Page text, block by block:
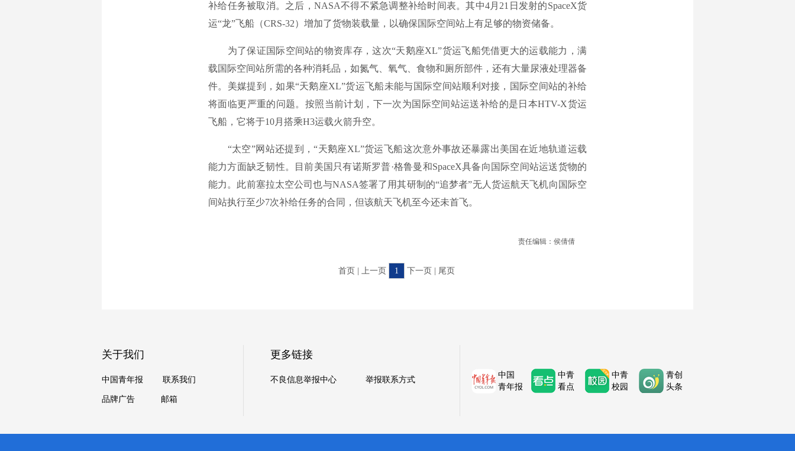
补给任务被取消。之后，NASA不得不紧急调整补给时间表。其中4月21日发射的SpaceX货
运“龙”飞船（CRS-32）增加了货物装载量，以确保国际空间站上有足够的物资储备。
为了保证国际空间站的物资库存，这次“天鹅座XL”货运飞船凭借更大的运载能力，满
载国际空间站所需的各种消耗品，如氮气、氧气、食物和厕所部件，还有大量尿液处理器备
件。美媒提到，如果“天鹅座XL”货运飞船未能与国际空间站顺利对接，国际空间站的补给
将面临更严重的问题。按照当前计划，下一次为国际空间站运送补给的是日本HTV-X货运
飞船，它将于10月搭乘H3运载火箭升空。
“太空”网站还提到，“天鹅座XL”货运飞船这次意外事故还暴露出美国在近地轨道运载
能力方面缺乏韧性。目前美国只有诺斯罗普·格鲁曼和SpaceX具备向国际空间站运送货物的
能力。此前塞拉太空公司也与NASA签署了用其研制的“追梦者”无人货运航天飞机向国际空
间站执行至少7次补给任务的合同，但该航天飞机至今还未首飞。
责任编辑：侯倩倩
首页 | 上一页 1 下一页 | 尾页
关于我们
中国青年报 联系我们
品牌广告 邮箱
更多链接
不良信息举报中心 举报联系方式
中国
青年报
中青
看点
中青
校园
青创
头条